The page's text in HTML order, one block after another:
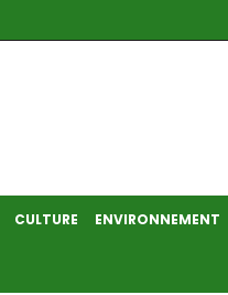
CULTURE ENVIRONNEMENT